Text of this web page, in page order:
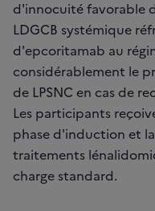
d'innocuité favorable
LDGCB systémique
d'epcoritamab au
considérablement le
de LPSNC en cas de
Les participants
phase d'induction et
traitements
charge standard.